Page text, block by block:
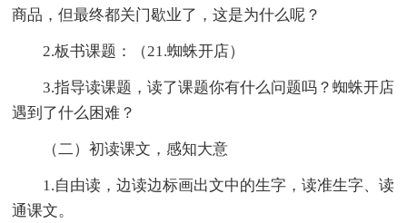
商品，但最终都关门歇业了，这是为什么呢？
2.板书课题：（21.蜘蛛开店）
3.指导读课题，读了课题你有什么问题吗？蜘蛛开店
遇到了什么困难？
（二）初读课文，感知大意
1.自由读，边读边标画出文中的生字，读准生字、读
通课文。